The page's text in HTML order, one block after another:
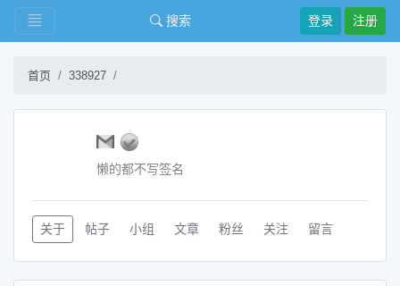
搜索 登录 注册
首页 338927
懒的都不写签名
关于 帖子 小组 文章 粉丝 关注 留言